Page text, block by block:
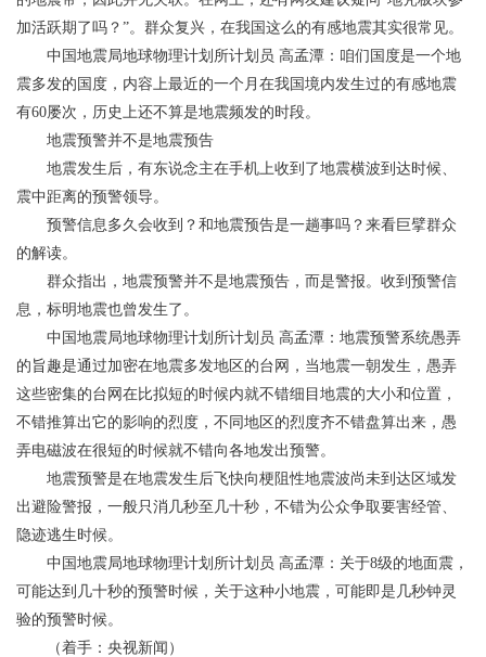
加活跃期了吗？”。群众复兴，在我国这么的有感地震其实很常见。
中国地震局地球物理计划所计划员 高孟潭：咱们国度是一个地
震多发的国度，内容上最近的一个月在我国境内发生过的有感地震
有60屡次，历史上还不算是地震频发的时段。
地震预警并不是地震预告
地震发生后，有东说念主在手机上收到了地震横波到达时候、
震中距离的预警领导。
预警信息多久会收到？和地震预告是一趟事吗？来看巨擘群众
的解读。
群众指出，地震预警并不是地震预告，而是警报。收到预警信
息，标明地震也曾发生了。
中国地震局地球物理计划所计划员 高孟潭：地震预警系统愚弄
的旨趣是通过加密在地震多发地区的台网，当地震一朝发生，愚弄
这些密集的台网在比拟短的时候内就不错细目地震的大小和位置，
不错推算出它的影响的烈度，不同地区的烈度齐不错盘算出来，愚
弄电磁波在很短的时候就不错向各地发出预警。
地震预警是在地震发生后飞快向梗阻性地震波尚未到达区域发
出避险警报，一般只消几秒至几十秒，不错为公众争取要害经管、
隐迹逃生时候。
中国地震局地球物理计划所计划员 高孟潭：关于8级的地面震，
可能达到几十秒的预警时候，关于这种小地震，可能即是几秒钟灵
验的预警时候。
（着手：央视新闻）